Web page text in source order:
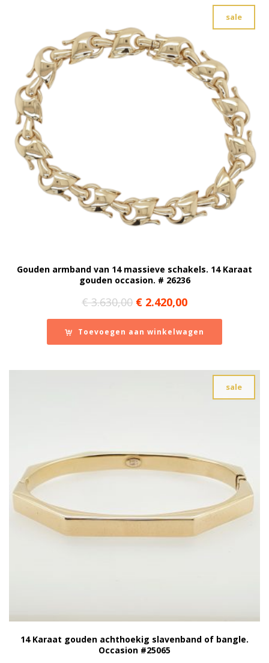
sale
Gouden armband van 14 massieve schakels. 14 Karaat
gouden occasion. # 26236
€3.630,00 Oorspronkelijke
prijs
was:
€ 3.630,00.
€ 2.420,00Huidige
prijs
is:
€ 2.420,00.
Toevoegen aan winkelwagen
sale
14 Karaat gouden achthoekig slavenband of bangle.
Occasion #25065